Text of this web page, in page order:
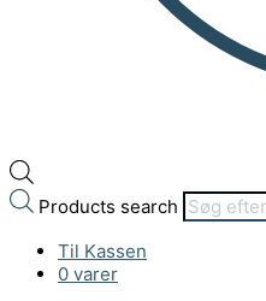
Products search
Til Kassen
0 varer